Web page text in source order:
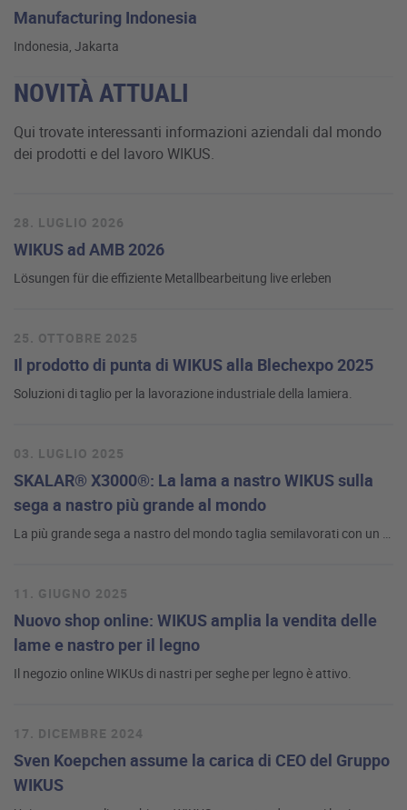
Manufacturing Indonesia
Indonesia, Jakarta
NOVITÀ ATTUALI
Qui trovate interessanti informazioni aziendali dal mondo
dei prodotti e del lavoro WIKUS.
28. LUGLIO 2026
WIKUS ad AMB 2026
Lösungen für die effiziente Metallbearbeitung live erleben
25. OTTOBRE 2025
Il prodotto di punta di WIKUS alla Blechexpo 2025
Soluzioni di taglio per la lavorazione industriale della lamiera.
03. LUGLIO 2025
SKALAR® X3000®: La lama a nastro WIKUS sulla
sega a nastro più grande al mondo
11. GIUGNO 2025
Nuovo shop online: WIKUS amplia la vendita delle
lame e nastro per il legno
Il negozio online WIKUs di nastri per seghe per legno è attivo.
17. DICEMBRE 2024
Sven Koepchen assume la carica di CEO del Gruppo
WIKUS